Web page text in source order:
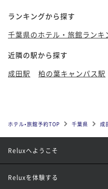
ランキングから探す
千葉県のホテル・旅館ランキ
近隣の駅から探す
成田駅
柏の葉キャンパス駅
ホテル•旅館予約TOP 千葉県 成
Reluxへようこそ
Reluxを体験する